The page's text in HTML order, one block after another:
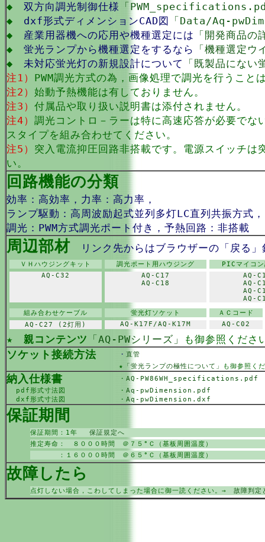
◆ 双方向調光制御仕様 「
◆ dxf形式ディメンションCAD図
「Data/Aq-
◆ 産業用器機への応用や機種選定には 「開発商品の
◆ 蛍光ランプから機種選定をするなら
「機種選定ウ
◆ 未対応蛍光灯の新規設計について
「既製品にな
注1） PWM調光方式の為，画像処理で調光を行うこと
注2） 始動予熱機能は有しておりません。
注3） 付属品や取り扱い説明書は添付されません。
注4） 調光コントロ－ラーは特に高速応答が必要でな
スタイプを組み合わせてください。
注5） 突入電流抑圧回路非搭載です。電源スイッチは
い。
回路機能の分類
効率：高効率，力率：高力率，
ランプ駆動：高周波励起式並列多灯LC直列共振方式
調光：PWM方式調光ポート付き，予熱回路：非搭載
周辺部材 リンク先からはブラウザーの「戻る」
ＶＨハウジングキット 調光ポート用ハウジング
PICマイコ
AQ-C32
AQ-C17
AQ-C18
AQ-
AQ-
AQ-
AQ-
組み合わせケーブル
蛍光灯ソケット
ＡＣコード
AQ-C27 (2灯用)
AQ-K17F/AQ-K17M AQ-C02
★ 親コンテンツ 「AQ-PWシリーズ」 も御参照くださ
ソケット接続方法 ・ 直管
★
「蛍光ランプの極性について」 も御参照く
納入仕様書 ・ AQ-PW86WH_specifications.pdf
pdf形式寸法図
・ Aq-pwDimension.pdf
dxf形式寸法図
・ Aq-pwDimension.dxf
保証期間
保証期間：1年
保証規定へ
推定寿命： ８０００時間 ＠７５°Ｃ（基板周囲温度）
：１６０００時間 ＠６５°Ｃ（基板周囲温度）
故障したら
点灯しない場合，こわしてしまった場合に御一読ください。→ 故障判定